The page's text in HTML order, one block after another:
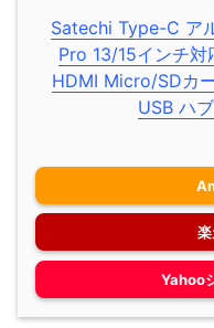
Satechi Type-C ア
Pro 13/15インチ
HDMI Micro/SDカ
USB ハ
Yahoo